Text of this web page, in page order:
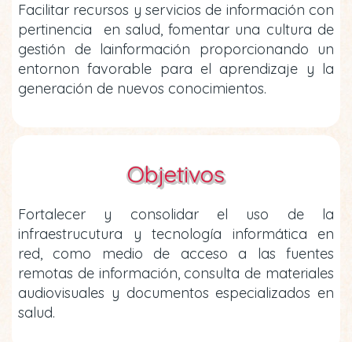
Facilitar recursos y servicios de información con
pertinencia en salud, fomentar una cultura de
gestión de lainformación proporcionando un
entornon favorable para el aprendizaje y la
generación de nuevos conocimientos.
Objetivos
Fortalecer y consolidar el uso de la
infraestrucutura y tecnología informática en
red, como medio de acceso a las fuentes
remotas de información, consulta de materiales
audiovisuales y documentos especializados en
salud.